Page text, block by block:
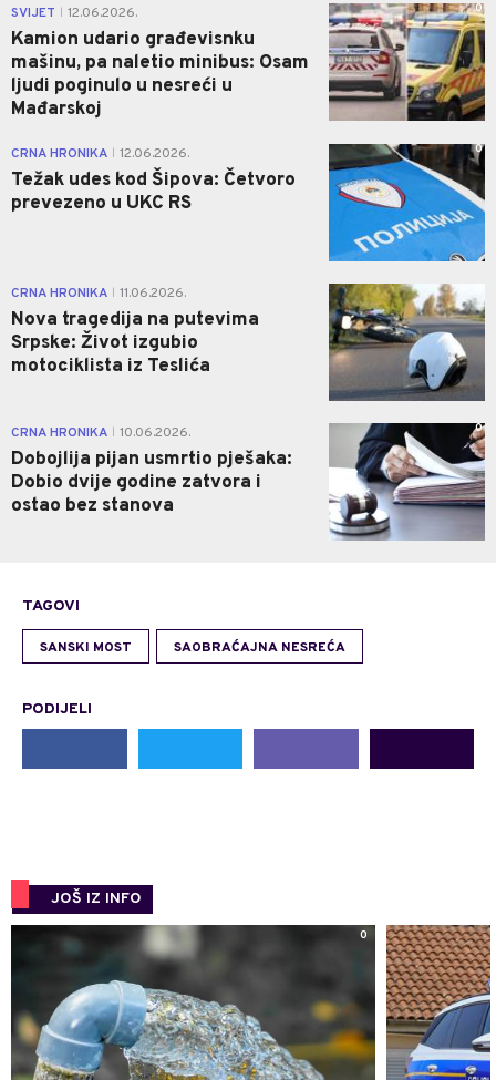
SVIJET 12.06.2026.
Kamion udario građevisnku
mašinu, pa naletio minibus: Osam
ljudi poginulo u nesreći u
Mađarskoj
0
CRNA HRONIKA 12.06.2026.
Težak udes kod Šipova: Četvoro
prevezeno u UKC RS
0
CRNA HRONIKA 11.06.2026.
Nova tragedija na putevima
Srpske: Život izgubio
motociklista iz Teslića
CRNA HRONIKA 10.06.2026.
Dobojlija pijan usmrtio pješaka:
Dobio dvije godine zatvora i
ostao bez stanova
0
TAGOVI
SANSKI MOST SAOBRAĆAJNA NESREĆA
PODIJELI
JOŠ IZ INFO
0